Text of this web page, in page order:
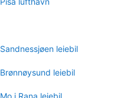
Sandnessjøen leiebil
Brønnøysund leiebil
Mo i Rana leiebil